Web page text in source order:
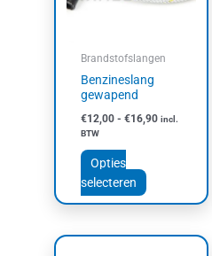
Brandstofslangen
Benzineslang
gewapend
€12,00 - €16,90 incl.
BTW
Opties
selecteren
Deze
gekozen
worden
de
Prijsklasse: